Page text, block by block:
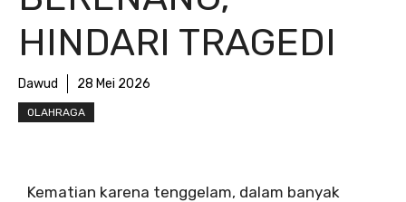
HINDARI TRAGEDI
Dawud 28 Mei 2026
OLAHRAGA
Kematian karena tenggelam, dalam banyak